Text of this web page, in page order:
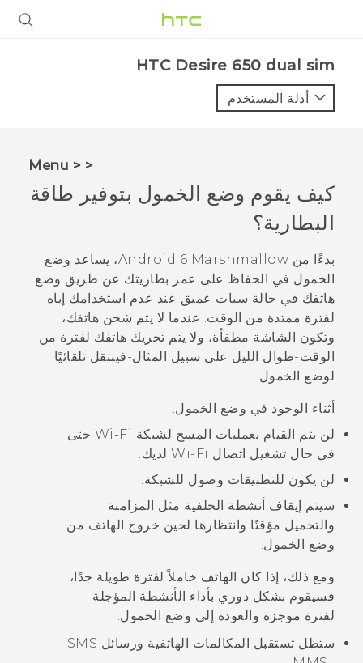
VIVE
VIVERSE
البرامج + التطبيقات
الدعم
أجهزة HTC والملحقات
HTC Desire 650 dual sim‎
أدلة المستخدم
< < Menu
كيف يقوم وضع الخمول بتوفير طاقة
البطارية؟
بدءًا من Android6 Marshmallow، يساعد وضع
الخمول في الحفاظ على عمر بطاريتك عن طريق وضع
هاتفك في حالة سبات عميق عند عدم استخدامك إياه
لفترة ممتدة من الوقت. عندما لا يتم شحن هاتفك،
وتكون الشاشة مطفأة، ولا يتم تحريك هاتفك لفترة من
الوقت-طوال الليل على سبيل المثال-فينتقل تلقائيًا
لوضع الخمول.
أثناء الوجود في وضع الخمول:
لن يتم القيام بعمليات المسح لشبكة Wi‍-Fi حتى
في حال تشغيل اتصال Wi‍-Fi لديك.
لن يكون للتطبيقات وصول للشبكة.
سيتم إيقاف أنشطة الخلفية مثل المزامنة
والتحميل مؤقتًا وانتظارها لحين خروج الهاتف من
وضع الخمول.
ومع ذلك، إذا كان الهاتف خاملاً لفترة طويلة جدًا،
فسيقوم بشكل دوري بأداء الأنشطة المؤجلة
لفترة موجزة والعودة إلى وضع الخمول.
ستظل تستقبل المكالمات الهاتفية ورسائل SMS